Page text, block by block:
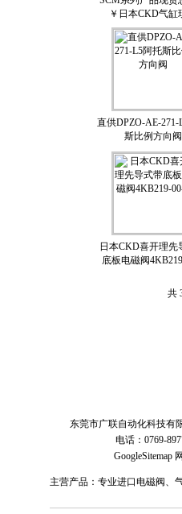
￥日本CKD气缸
直供DPZO-AE-271-
斯比例方向阀
日本CKD喜开理先
底板电磁阀
共
东莞市广联自动化科技有
电话：0769-
GoogleSitemap
主营产品：专业进口电磁阀、